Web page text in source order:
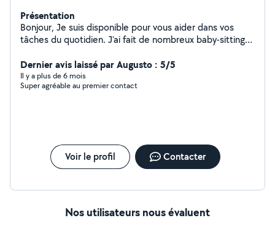
Présentation
Bonjour, Je suis disponible pour vous aider dans vos
tâches du quotidien. J'ai fait de nombreux baby-sitting
m'occuper de vos loulous pendant votre absence.
Dernier avis laissé par Augusto : 5/5
Il y a plus de 6 mois
Super agréable au premier contact
Voir le profil Contacter
Nos utilisateurs nous évaluent